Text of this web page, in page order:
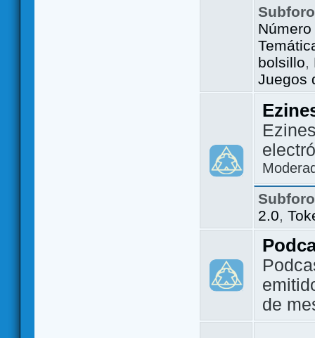
bolsillo,
Juegos
2.0,
de